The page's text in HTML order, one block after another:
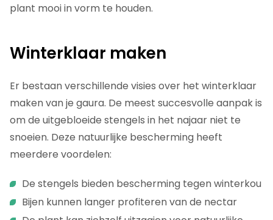
plant mooi in vorm te houden.
Winterklaar maken
Er bestaan verschillende visies over het winterklaar
maken van je gaura. De meest succesvolle aanpak is
om de uitgebloeide stengels in het najaar niet te
snoeien. Deze natuurlijke bescherming heeft
meerdere voordelen:
De stengels bieden bescherming tegen winterkou
Bijen kunnen langer profiteren van de nectar